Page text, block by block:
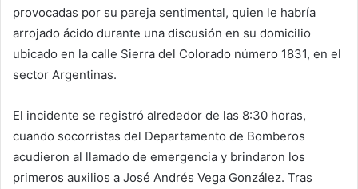
provocadas por su pareja sentimental, quien le habría
arrojado ácido durante una discusión en su domicilio
ubicado en la calle Sierra del Colorado número 1831, en el
sector Argentinas.
El incidente se registró alrededor de las 8:30 horas,
cuando socorristas del Departamento de Bomberos
acudieron al llamado de emergencia y brindaron los
primeros auxilios a José Andrés Vega González. Tras